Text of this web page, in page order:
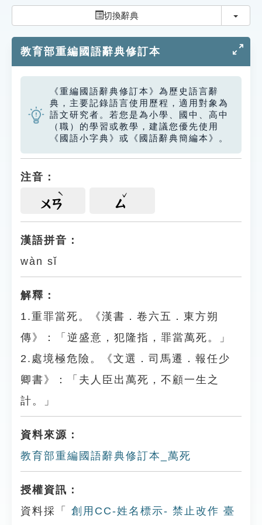
索引選單
單字索引
生命大百科索引
遊戲專區
教學應用
貓頭鷹博士
切換辭典 切換
教育部重編國語辭典修訂本
《重編國語辭典修訂本》為歷史語言辭
典，主要記錄語言使用歷程，適用對象為
語文研究者。若您是為小學、國中、高中
（職）的學習或教學，建議您優先使用
《國語小字典》或《國語辭典簡編本》。
注音：
ㄨㄢ ㄙ
漢語拼音：
wàn sǐ
解釋：
1.重罪當死。《漢書．卷六五．東方朔
傳》：「逆盛意，犯隆指，罪當萬死。」
2.處境極危險。《文選．司馬遷．報任少
卿書》：「夫人臣出萬死，不顧一生之
計。」
資料來源：
教育部重編國語辭典修訂本_萬死
授權資訊：
資料採「
創用CC-姓名標示- 禁止改作 臺